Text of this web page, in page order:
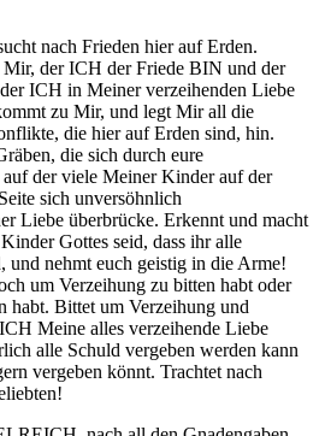
nach Frieden hier auf Erden.
der ICH der Friede BIN und der
ICH in Meiner verzeihenden Liebe
zu Mir, und legt Mir all die
die hier auf Erden sind, hin.
die sich durch eure
der viele Meiner Kinder auf der
sich unversöhnlich
Liebe überbrücke. Erkennt und macht
Gottes seid, dass ihr alle
und nehmt euch geistig in die Arme!
um Verzeihung zu bitten habt oder
habt. Bittet um Verzeihung und
Meine alles verzeihende Liebe
alle Schuld vergeben werden kann
vergeben könnt. Trachtet nach